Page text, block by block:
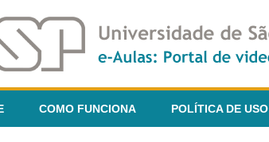
COMO FUNCIONA POLÍTICA DE USO